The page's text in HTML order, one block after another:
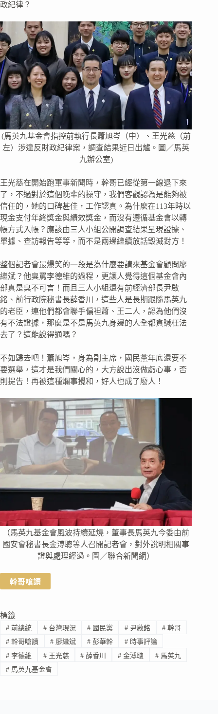
政紀律？
(馬英九基金會指控前執行長蕭旭岑（中）、王光慈（前
左）涉違反財政紀律案，調查結果近日出爐。圖／馬英
九辦公室)
王光慈在開始跑軍事新聞時，幹哥已經從第一線退下來
了，不過對於這個晚輩的操守，我們客觀認為是能夠被
信任的，她的口碑甚佳，工作認真。為什麼在113年時以
現金支付年終獎金與績效獎金，而沒有遵循基金會以轉
帳方式入帳？應該由三人小組公開調查結果呈現證據、
單據、查訪報告等等，而不是兩邊繼續放話毀滅對方！
整個記者會最爆笑的一段是為什麼要請來基金會顧問廖
繼斌？他臭罵李德維的過程，更讓人覺得這個基金會內
部真是臭不可言！而且三人小組還有前經濟部長尹啟
銘、前行政院秘書長薛香川，這些人是長期跟隨馬英九
的老臣，連他們都會聯手偏袒蕭、王二人，認為他們沒
有不法證據，那麼是不是馬英九身邊的人全都貪贓枉法
去了？這能說得通嗎？
不如歸去吧！蕭旭岑，身為副主席，國民黨年底還要不
要選舉，這才是我們關心的，大方說出沒做虧心事，否
則提告！再被這種爛事攪和，好人也成了廢人！
（馬英九基金會風波持續延燒，董事長馬英九今委由前
國安會秘書長金溥聰等人召開記者會，對外說明相關事
證與處理經過。圖／聯合新聞網）
幹哥嗆讀
標籤
#前總統 #台灣現況 # 國民黨 # 尹啟銘 # 幹哥
#幹哥嗆讀 #廖繼斌 # 彭華幹 # 時事評論
#李德維 #王光慈 # 薛香川 # 金溥聰 # 馬英九
#馬英九基金會